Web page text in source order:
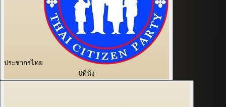
ประชากรไทย
0ที่นั่ง